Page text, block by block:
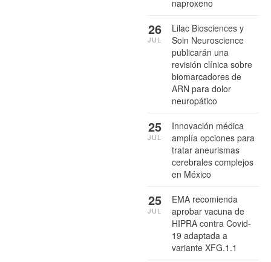
naproxeno
Lilac Biosciences y
Soin Neuroscience
publicarán una
revisión clínica sobre
biomarcadores de
ARN para dolor
neuropático
26
JUL
Innovación médica
amplía opciones para
tratar aneurismas
cerebrales complejos
en México
25
JUL
EMA recomienda
aprobar vacuna de
HIPRA contra Covid-
19 adaptada a
variante XFG.1.1
25
JUL